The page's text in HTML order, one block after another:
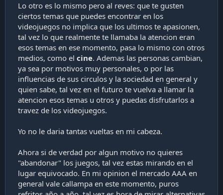
Lo otro es lo mismo pero al reves: que te gusten
ciertos temas que puedes encontrar en los
videojuegos no implica que los ultimos te apasionen,
tal vez lo que realmente te llamaba la atencion eran
esos temas en ese momento, pasa lo mismo con otros
medios, como el cine. Ademas las personas cambian,
ya sea por motivos muy personales, o por las
influencias de sus circulos y la sociedad en general y
quien sabe, tal vez en el futuro te vuelva a llamar la
atencion esos temas u otros y puedas disfrutarlos a
travez de los videojuegos.
Yo no le daria tantas vueltas en mi cabeza.
Ahora si de verdad por algun motivo no quieres
"abandonar" los juegos, tal vez estas mirando en el
lugar equivocado. En mi opinion el mercado AAA en
general vale callampa en este momento, puros